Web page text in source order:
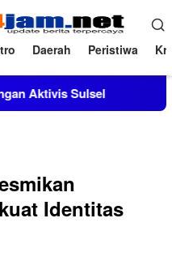
Daerah Peristiwa
Kapolres
Identitas